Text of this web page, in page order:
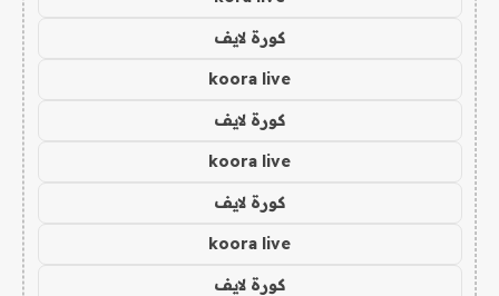
كورة لايف
koora live
كورة لايف
koora live
كورة لايف
koora live
كورة لايف